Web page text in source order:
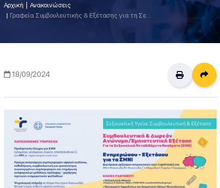
Αρχική
Ανακοινώσεις
18/09/2024